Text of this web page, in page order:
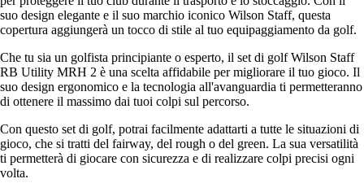
suo design elegante e il suo marchio iconico Wilson Staff, questa
copertura aggiungerà un tocco di stile al tuo equipaggiamento da golf.
Che tu sia un golfista principiante o esperto, il set di golf Wilson Staff
RB Utility MRH 2 è una scelta affidabile per migliorare il tuo gioco. Il
suo design ergonomico e la tecnologia all'avanguardia ti permetteranno
di ottenere il massimo dai tuoi colpi sul percorso.
Con questo set di golf, potrai facilmente adattarti a tutte le situazioni di
gioco, che si tratti del fairway, del rough o del green. La sua versatilità
ti permetterà di giocare con sicurezza e di realizzare colpi precisi ogni
volta.